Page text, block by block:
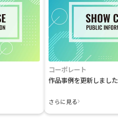
コーポレート
作品事例を更新しました
さらに見る